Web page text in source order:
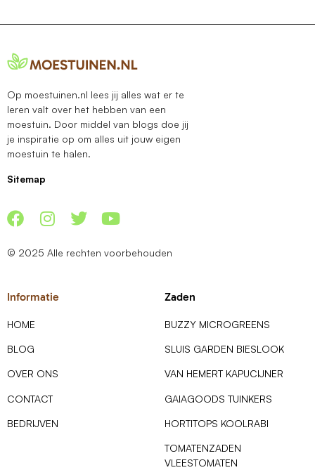
Op moestuinen.nl lees jij alles wat er te
leren valt over het hebben van een
moestuin. Door middel van blogs doe jij
je inspiratie op om alles uit jouw eigen
moestuin te halen.
Sitemap
© 2025 Alle rechten voorbehouden
Informatie
HOME
BLOG
OVER ONS
CONTACT
BEDRIJVEN
Zaden
BUZZY MICROGREENS
SLUIS GARDEN BIESLOOK
VAN HEMERT KAPUCIJNER
GAIAGOODS TUINKERS
HORTITOPS KOOLRABI
TOMATENZADEN
VLEESTOMATEN